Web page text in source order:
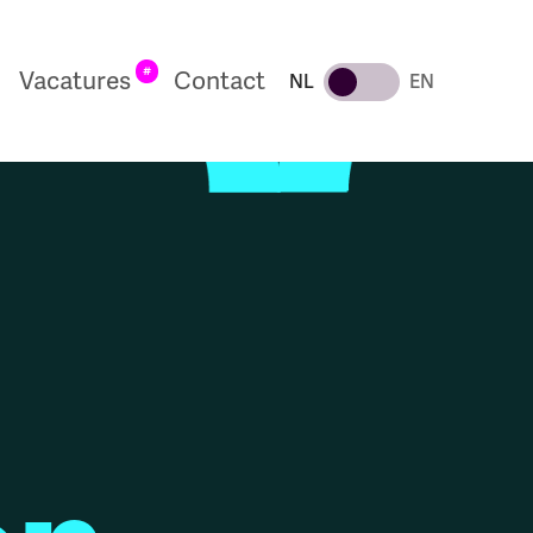
Vacatures # Contact NL EN